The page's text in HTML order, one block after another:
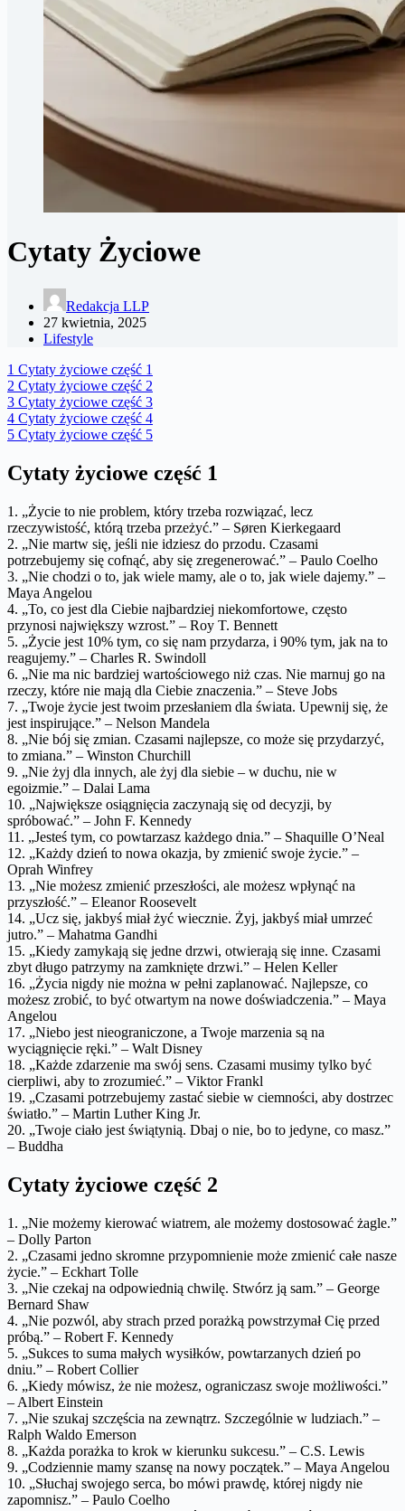
Cytaty Życiowe
Redakcja LLP
27 kwietnia, 2025
Lifestyle
1 Cytaty życiowe część 1
2 Cytaty życiowe część 2
3 Cytaty życiowe część 3
4 Cytaty życiowe część 4
5 Cytaty życiowe część 5
Cytaty życiowe część 1
1. „Życie to nie problem, który trzeba rozwiązać, lecz
rzeczywistość, którą trzeba przeżyć.” – Søren Kierkegaard
2. „Nie martw się, jeśli nie idziesz do przodu. Czasami
potrzebujemy się cofnąć, aby się zregenerować.” – Paulo Coelho
3. „Nie chodzi o to, jak wiele mamy, ale o to, jak wiele dajemy.” –
Maya Angelou
4. „To, co jest dla Ciebie najbardziej niekomfortowe, często
przynosi największy wzrost.” – Roy T. Bennett
5. „Życie jest 10% tym, co się nam przydarza, i 90% tym, jak na to
reagujemy.” – Charles R. Swindoll
6. „Nie ma nic bardziej wartościowego niż czas. Nie marnuj go na
rzeczy, które nie mają dla Ciebie znaczenia.” – Steve Jobs
7. „Twoje życie jest twoim przesłaniem dla świata. Upewnij się, że
jest inspirujące.” – Nelson Mandela
8. „Nie bój się zmian. Czasami najlepsze, co może się przydarzyć,
to zmiana.” – Winston Churchill
9. „Nie żyj dla innych, ale żyj dla siebie – w duchu, nie w
egoizmie.” – Dalai Lama
10. „Największe osiągnięcia zaczynają się od decyzji, by
spróbować.” – John F. Kennedy
11. „Jesteś tym, co powtarzasz każdego dnia.” – Shaquille O’Neal
12. „Każdy dzień to nowa okazja, by zmienić swoje życie.” –
Oprah Winfrey
13. „Nie możesz zmienić przeszłości, ale możesz wpłynąć na
przyszłość.” – Eleanor Roosevelt
14. „Ucz się, jakbyś miał żyć wiecznie. Żyj, jakbyś miał umrzeć
jutro.” – Mahatma Gandhi
15. „Kiedy zamykają się jedne drzwi, otwierają się inne. Czasami
zbyt długo patrzymy na zamknięte drzwi.” – Helen Keller
16. „Życia nigdy nie można w pełni zaplanować. Najlepsze, co
możesz zrobić, to być otwartym na nowe doświadczenia.” – Maya
Angelou
17. „Niebo jest nieograniczone, a Twoje marzenia są na
wyciągnięcie ręki.” – Walt Disney
18. „Każde zdarzenie ma swój sens. Czasami musimy tylko być
cierpliwi, aby to zrozumieć.” – Viktor Frankl
19. „Czasami potrzebujemy zastać siebie w ciemności, aby dostrzec
światło.” – Martin Luther King Jr.
20. „Twoje ciało jest świątynią. Dbaj o nie, bo to jedyne, co masz.”
– Buddha
Cytaty życiowe część 2
1. „Nie możemy kierować wiatrem, ale możemy dostosować żagle.”
– Dolly Parton
2. „Czasami jedno skromne przypomnienie może zmienić całe nasze
życie.” – Eckhart Tolle
3. „Nie czekaj na odpowiednią chwilę. Stwórz ją sam.” – George
Bernard Shaw
4. „Nie pozwól, aby strach przed porażką powstrzymał Cię przed
próbą.” – Robert F. Kennedy
5. „Sukces to suma małych wysiłków, powtarzanych dzień po
dniu.” – Robert Collier
6. „Kiedy mówisz, że nie możesz, ograniczasz swoje możliwości.”
– Albert Einstein
7. „Nie szukaj szczęścia na zewnątrz. Szczególnie w ludziach.” –
Ralph Waldo Emerson
8. „Każda porażka to krok w kierunku sukcesu.” – C.S. Lewis
9. „Codziennie mamy szansę na nowy początek.” – Maya Angelou
10. „Słuchaj swojego serca, bo mówi prawdę, której nigdy nie
zapomnisz.” – Paulo Coelho